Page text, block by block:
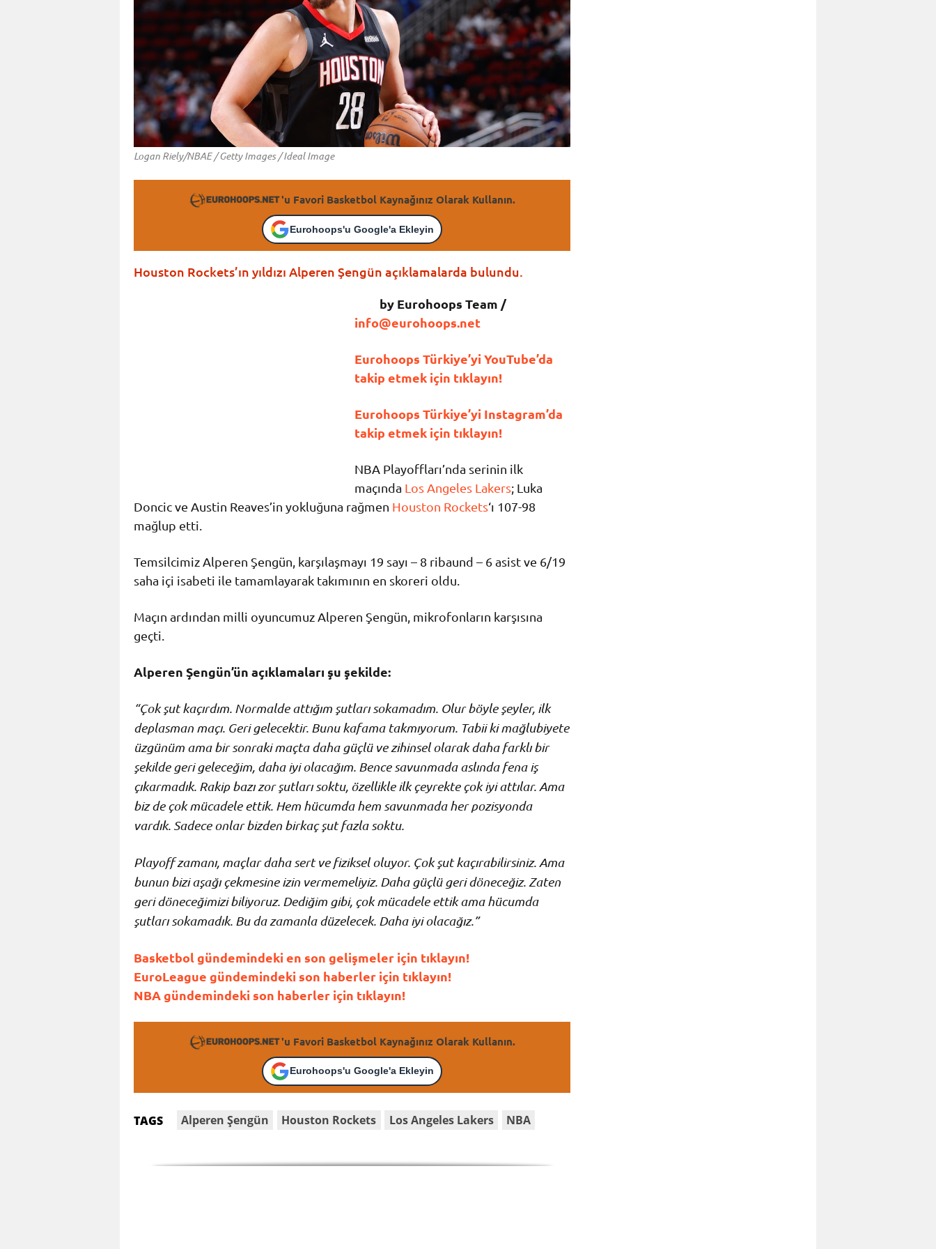
Logan Riely/NBAE / Getty Images / Ideal Image
'u Favori Basketbol Kaynağınız Olarak Kullanın.
Eurohoops'u Google'a Ekleyin
Houston Rockets’ın yıldızı Alperen Şengün açıklamalarda bulundu.
by Eurohoops Team /
info@eurohoops.net
Eurohoops Türkiye’yi YouTube’da
takip etmek için tıklayın!
Eurohoops Türkiye’yi Instagram’da
takip etmek için tıklayın!
NBA Playoffları’nda serinin ilk
maçında Los Angeles Lakers; Luka
Doncic ve Austin Reaves’in yokluğuna rağmen Houston Rockets‘ı 107-98
mağlup etti.
Temsilcimiz Alperen Şengün, karşılaşmayı 19 sayı – 8 ribaund – 6 asist ve 6/19
saha içi isabeti ile tamamlayarak takımının en skoreri oldu.
Maçın ardından milli oyuncumuz Alperen Şengün, mikrofonların karşısına
geçti.
Alperen Şengün’ün açıklamaları şu şekilde:
“Çok şut kaçırdım. Normalde attığım şutları sokamadım. Olur böyle şeyler, ilk
deplasman maçı. Geri gelecektir. Bunu kafama takmıyorum. Tabii ki mağlubiyete
üzgünüm ama bir sonraki maçta daha güçlü ve zihinsel olarak daha farklı bir
şekilde geri geleceğim, daha iyi olacağım. Bence savunmada aslında fena iş
çıkarmadık. Rakip bazı zor şutları soktu, özellikle ilk çeyrekte çok iyi attılar. Ama
biz de çok mücadele ettik. Hem hücumda hem savunmada her pozisyonda
vardık. Sadece onlar bizden birkaç şut fazla soktu.
Playoff zamanı, maçlar daha sert ve fiziksel oluyor. Çok şut kaçırabilirsiniz. Ama
bunun bizi aşağı çekmesine izin vermemeliyiz. Daha güçlü geri döneceğiz. Zaten
geri döneceğimizi biliyoruz. Dediğim gibi, çok mücadele ettik ama hücumda
şutları sokamadık. Bu da zamanla düzelecek. Daha iyi olacağız.”
Basketbol gündemindeki en son gelişmeler için tıklayın!
EuroLeague gündemindeki son haberler için tıklayın!
NBA gündemindeki son haberler için tıklayın!
'u Favori Basketbol Kaynağınız Olarak Kullanın.
Eurohoops'u Google'a Ekleyin
TAGS Alperen Şengün Houston Rockets Los Angeles Lakers NBA